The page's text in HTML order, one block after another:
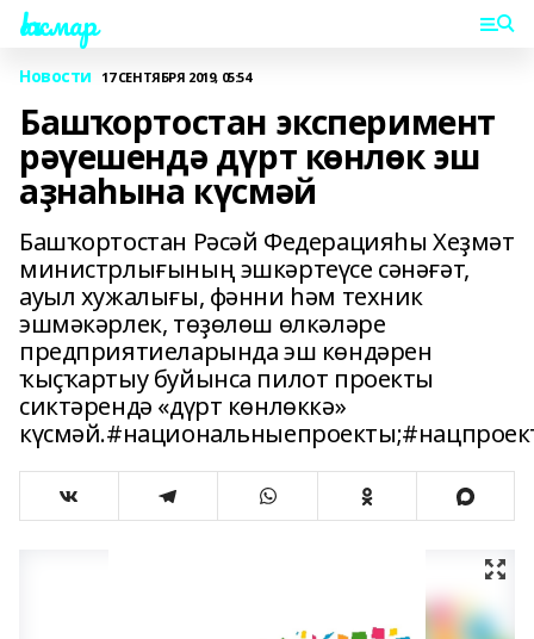
Һаҡмар
Новости 17 СЕНТЯБРЯ 2019, 05:54
Башҡортостан эксперимент
рәүешендә дүрт көнлөк эш
аҙнаһына күсмәй
Башҡортостан Рәсәй Федерацияһы Хеҙмәт
министрлығының эшкәртеүсе сәнәғәт,
ауыл хужалығы, фәнни һәм техник
эшмәкәрлек, төҙөлөш өлкәләре
предприятиеларында эш көндәрен
ҡыҫҡартыу буйынса пилот проекты
сиктәрендә «дүрт көнлөккә»